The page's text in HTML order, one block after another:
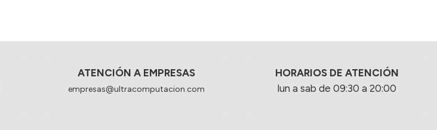
ATENCIÓN A EMPRESAS
empresas@ultracomputacion.com
HORARIOS DE ATENCIÓN
lun a sab de 09:30 a 20:00